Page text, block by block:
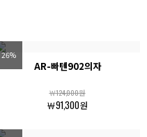
26%
AR-빠텐902의자
￦124,000원
￦91,300원